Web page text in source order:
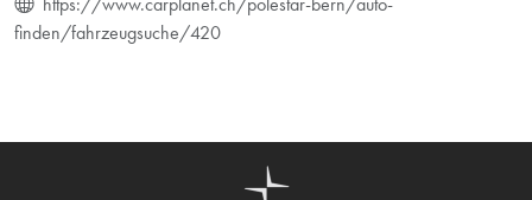
finden/fahrzeugsuche/420